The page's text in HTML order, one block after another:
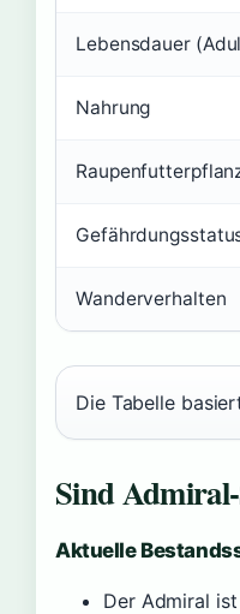
Lebensdauer
Nahrung
Wanderverhalten
Die Tabelle
Sind
Aktuelle
Der Admiral ist